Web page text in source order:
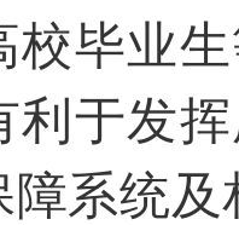
校毕业
利于发
障系统